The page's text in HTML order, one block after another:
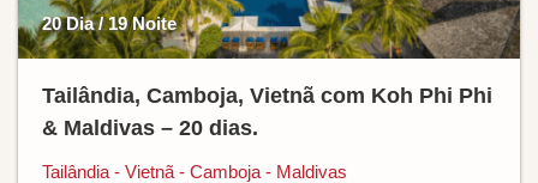
20 Dia / 19 Noite
Tailândia, Camboja, Vietnã com Koh Phi Phi
& Maldivas – 20 dias.
Tailândia - Vietnã - Camboja - Maldivas